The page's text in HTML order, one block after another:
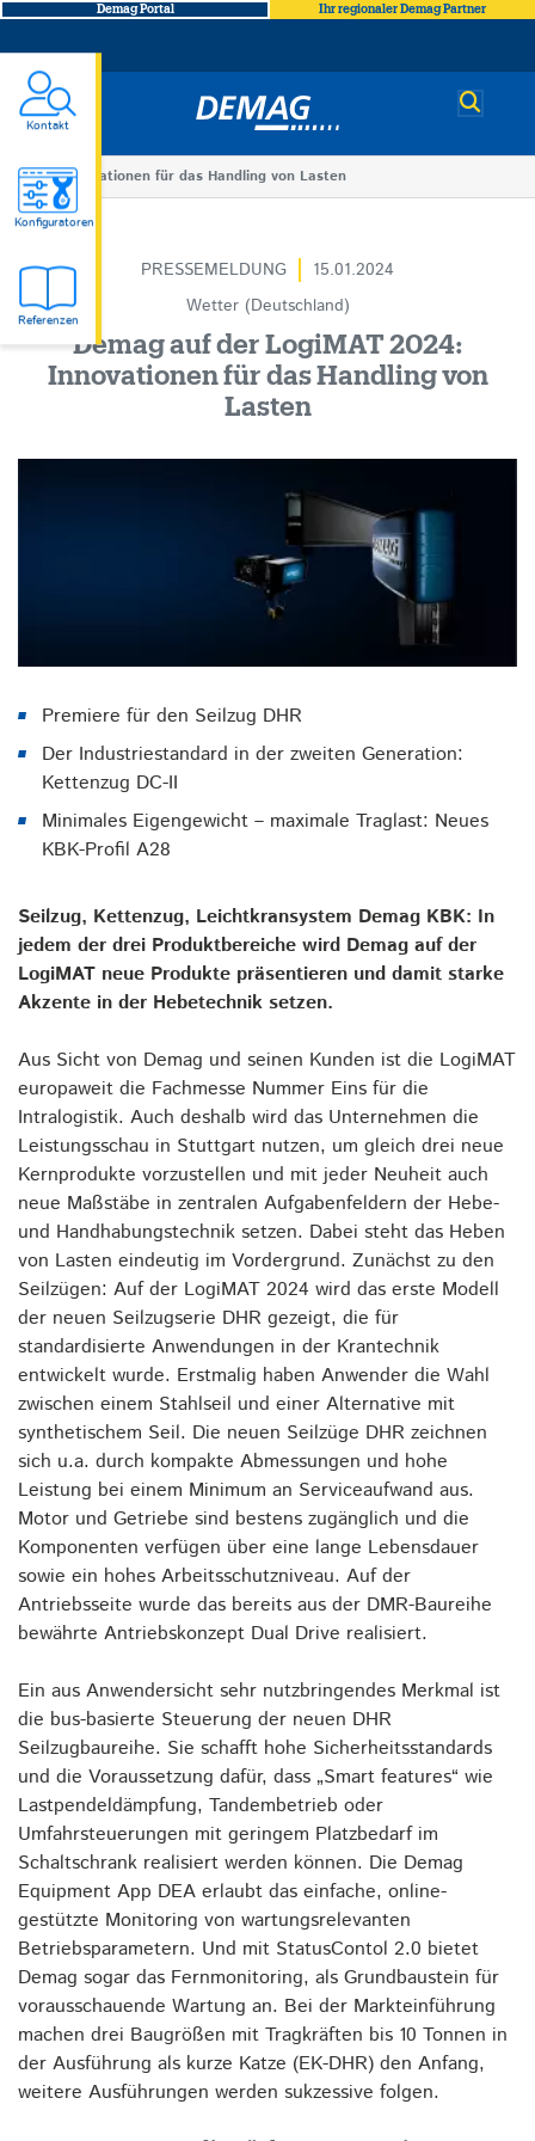
Demag Portal Ihr regionaler Demag Partner
Demag
You
are
here
Innovationen für das Handling von Lasten
Kontakt
Konfiguratoren
Referenzen
Innovationen
für
das
Handling
von
PRESSEMELDUNG
15.01.2024
Wetter (Deutschland)
Demag auf der LogiMAT 2024:
Innovationen für das Handling von
Lasten
Premiere für den Seilzug DHR
Der Industriestandard in der zweiten Generation:
Kettenzug DC-II
Minimales Eigengewicht – maximale Traglast: Neues
KBK-Profil A28
Seilzug, Kettenzug, Leichtkransystem Demag KBK: In
jedem der drei Produktbereiche wird Demag auf der
LogiMAT neue Produkte präsentieren und damit starke
Akzente in der Hebetechnik setzen.
Aus Sicht von Demag und seinen Kunden ist die LogiMAT
europaweit die Fachmesse Nummer Eins für die
Intralogistik. Auch deshalb wird das Unternehmen die
Leistungsschau in Stuttgart nutzen, um gleich drei neue
Kernprodukte vorzustellen und mit jeder Neuheit auch
neue Maßstäbe in zentralen Aufgabenfeldern der Hebe-
und Handhabungstechnik setzen. Dabei steht das Heben
von Lasten eindeutig im Vordergrund. Zunächst zu den
Seilzügen: Auf der LogiMAT 2024 wird das erste Modell
der neuen Seilzugserie DHR gezeigt, die für
standardisierte Anwendungen in der Krantechnik
entwickelt wurde. Erstmalig haben Anwender die Wahl
zwischen einem Stahlseil und einer Alternative mit
synthetischem Seil. Die neuen Seilzüge DHR zeichnen
sich u.a. durch kompakte Abmessungen und hohe
Leistung bei einem Minimum an Serviceaufwand aus.
Motor und Getriebe sind bestens zugänglich und die
Komponenten verfügen über eine lange Lebensdauer
sowie ein hohes Arbeitsschutzniveau. Auf der
Antriebsseite wurde das bereits aus der DMR-Baureihe
bewährte Antriebskonzept Dual Drive realisiert.
Ein aus Anwendersicht sehr nutzbringendes Merkmal ist
die bus-basierte Steuerung der neuen DHR
Seilzugbaureihe. Sie schafft hohe Sicherheitsstandards
und die Voraussetzung dafür, dass „Smart features“ wie
Lastpendeldämpfung, Tandembetrieb oder
Umfahrsteuerungen mit geringem Platzbedarf im
Schaltschrank realisiert werden können. Die Demag
Equipment App DEA erlaubt das einfache, online-
gestützte Monitoring von wartungsrelevanten
Betriebsparametern. Und mit StatusContol 2.0 bietet
Demag sogar das Fernmonitoring, als Grundbaustein für
vorausschauende Wartung an. Bei der Markteinführung
machen drei Baugrößen mit Tragkräften bis 10 Tonnen in
der Ausführung als kurze Katze (EK-DHR) den Anfang,
weitere Ausführungen werden sukzessive folgen.